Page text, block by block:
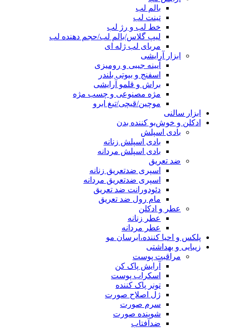
بالم لب
تینت لب
خط لب و رژ لب
لیپ گلاس/بالم لب/حجم دهنده لب
مربای لب ژله ای
ابزار آرایشی
آیینه جیبی و رومیزی
اسفنج و بیوتی بلندر
براش و قلمو آرایشی
مژه مصنوعی و چسب مژه
موچین/قیچی/تیغ ابرو
ابزار سالنی
ادکلن و خوش‌بو کننده بدن
بادی اسپلش
بادی اسپلش زنانه
بادی اسپلش مردانه
ضد تعریق
اسپری ضدتعریق زنانه
اسپری ضدتعریق مردانه
دئودورانت ضد تعریق
مام رول ضد تعریق
عطر و ادکلن
عطر زنانه
عطر مردانه
پلکس و احیا کننده،ابرسان مو
زیبایی و بهداشتی
مراقبت پوست
آرایش پاک کن
اسکراب پوست
تونر پاک کننده
ژل اصلاح صورت
سرم صورت
شوینده صورت
ضدآفتاب